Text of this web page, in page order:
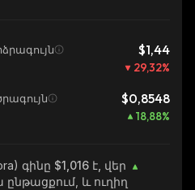
$1,44
29,32%
$0,8548
18,88%
գինը $1,016 է, վեր
ընթացքում, և ուղիղ